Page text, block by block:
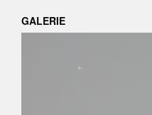
GALERIE